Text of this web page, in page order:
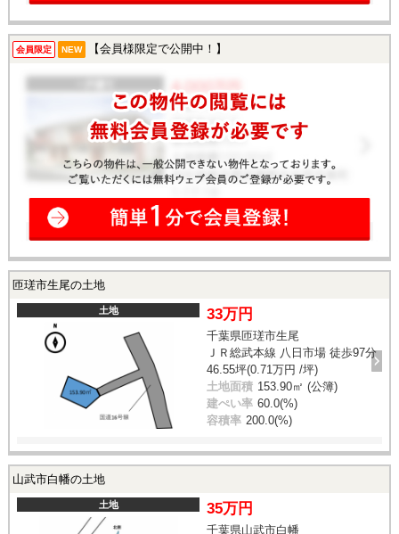
会員限定 NEW 【会員様限定で公開中！】
匝瑳市生尾の土地
土地 33万円
千葉県匝瑳市生尾
ＪＲ総武本線 八日市場 徒歩97分
46.55坪(0.71万円 /坪)
土地面積 153.90㎡ (公簿)
建ぺい率 60.0(%)
容積率 200.0(%)
山武市白幡の土地
土地 35万円
千葉県山武市白幡